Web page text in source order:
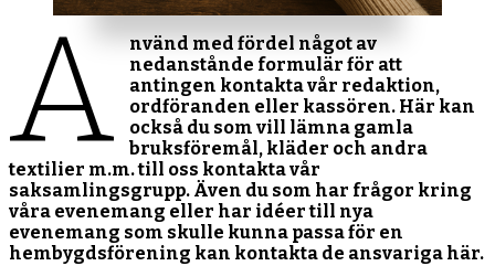
A
nvänd med fördel något av
nedanstånde formulär för att
antingen kontakta vår redaktion,
ordföranden eller kassören. Här kan
också du som vill lämna gamla
bruksföremål, kläder och andra
textilier m.m. till oss kontakta vår
saksamlingsgrupp. Även du som har frågor kring
våra evenemang eller har idéer till nya
evenemang som skulle kunna passa för en
hembygdsförening kan kontakta de ansvariga här.